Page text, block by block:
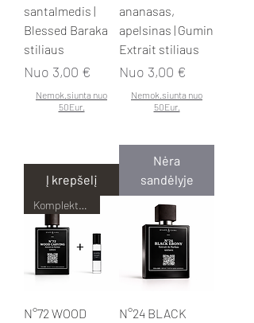
santalmedis |
Blessed Baraka
stiliaus
Nuo 3,00 €
Pardavimo kaina
Nemok.siunta nuo
50Eur.
Į krepšelį
ananasas,
apelsinas | Gumin
Extrait stiliaus
Nuo 3,00 €
Pardavimo kaina
Nemok.siunta nuo
50Eur.
Nėra
sandėlyje
Komplektas pigiau!
N°72 WOOD
N°24 BLACK